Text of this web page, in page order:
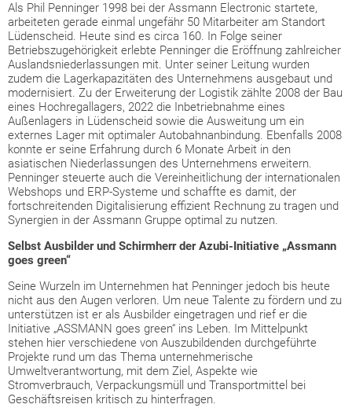
Als Phil Penninger 1998 bei der Assmann Electronic startete,
arbeiteten gerade einmal ungefähr 50 Mitarbeiter am Standort
Lüdenscheid. Heute sind es circa 160. In Folge seiner
Betriebszugehörigkeit erlebte Penninger die Eröffnung zahlreicher
Auslandsniederlassungen mit. Unter seiner Leitung wurden
zudem die Lagerkapazitäten des Unternehmens ausgebaut und
modernisiert. Zu der Erweiterung der Logistik zählte 2008 der Bau
eines Hochregallagers, 2022 die Inbetriebnahme eines
Außenlagers in Lüdenscheid sowie die Ausweitung um ein
externes Lager mit optimaler Autobahnanbindung. Ebenfalls 2008
konnte er seine Erfahrung durch 6 Monate Arbeit in den
asiatischen Niederlassungen des Unternehmens erweitern.
Penninger steuerte auch die Vereinheitlichung der internationalen
Webshops und ERP-Systeme und schaffte es damit, der
fortschreitenden Digitalisierung effizient Rechnung zu tragen und
Synergien in der Assmann Gruppe optimal zu nutzen.
Selbst Ausbilder und Schirmherr der Azubi-Initiative „Assmann
goes green“
Seine Wurzeln im Unternehmen hat Penninger jedoch bis heute
nicht aus den Augen verloren. Um neue Talente zu fördern und zu
unterstützen ist er als Ausbilder eingetragen und rief er die
Initiative „ASSMANN goes green“ ins Leben. Im Mittelpunkt
stehen hier verschiedene von Auszubildenden durchgeführte
Projekte rund um das Thema unternehmerische
Umweltverantwortung, mit dem Ziel, Aspekte wie
Stromverbrauch, Verpackungsmüll und Transportmittel bei
Geschäftsreisen kritisch zu hinterfragen.